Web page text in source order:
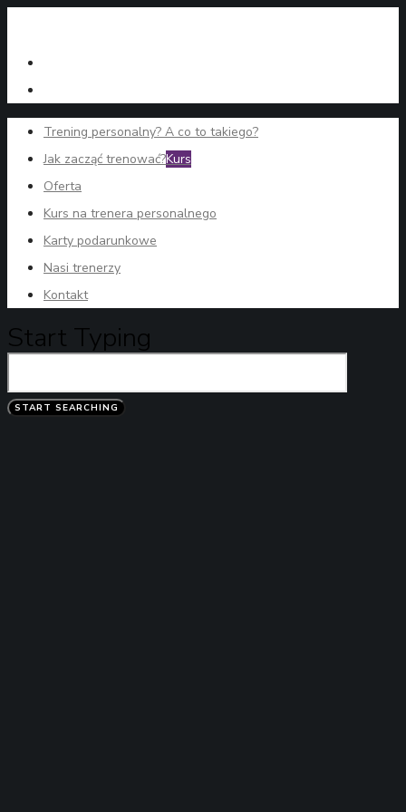
Trening personalny? A co to takiego?
Jak zacząć trenować?Kurs
Oferta
Kurs na trenera personalnego
Karty podarunkowe
Nasi trenerzy
Kontakt
Start Typing